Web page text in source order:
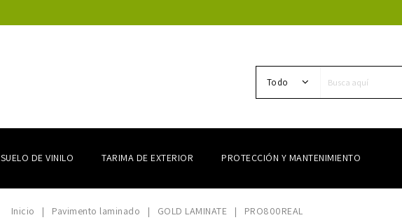
Todo
SUELO DE VINILO TARIMA DE EXTERIOR PROTECCIÓN Y MANTENIMIENTO
Inicio Pavimento laminado GOLD LAMINATE PRO800REAL